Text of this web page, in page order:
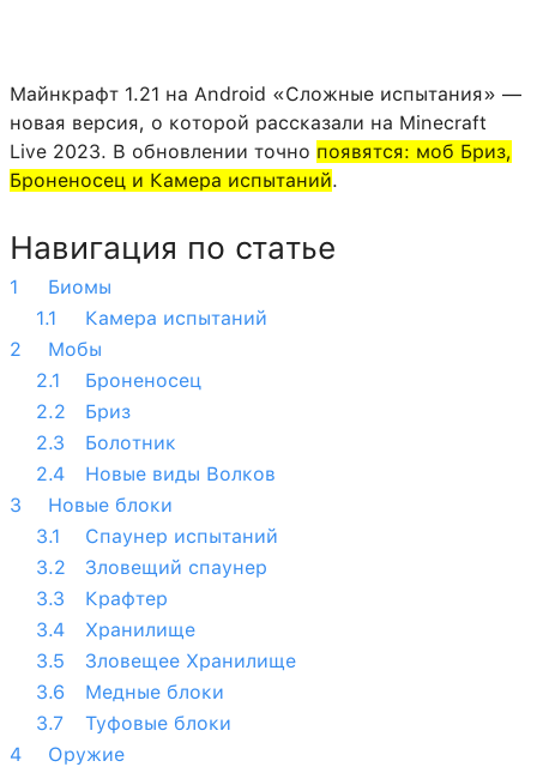
Майнкрафт 1.21 на Android «Сложные испытания» —
новая версия, о которой рассказали на Minecraft
Live 2023. В обновлении точно появятся: моб Бриз,
Броненосец и Камера испытаний.
Навигация по статье
Биомы
Камера испытаний
Мобы
Броненосец
Бриз
Болотник
Новые виды Волков
Новые блоки
Спаунер испытаний
Зловещий спаунер
Крафтер
Хранилище
Зловещее Хранилище
Медные блоки
Туфовые блоки
Оружие